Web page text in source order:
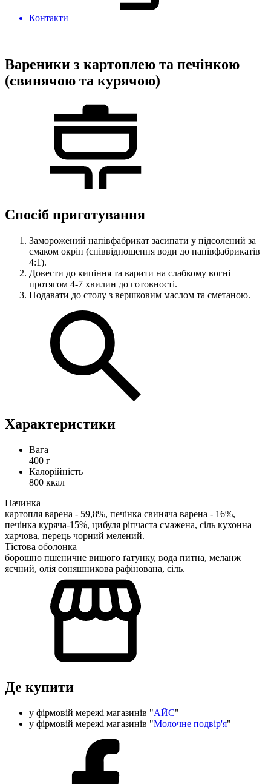
Контакти
Вареники з картоплею та печінкою
(свинячою та курячою)
Спосіб приготування
Заморожений напівфабрикат засипати у підсолений за
смаком окріп (співвідношення води до напівфабрикатів
4:1).
Довести до кипіння та варити на слабкому вогні
протягом 4-7 хвилин до готовності.
Подавати до столу з вершковим маслом та сметаною.
Характеристики
Вага
400 г
Калорійність
800 ккал
Начинка
картопля варена - 59,8%, печінка свиняча варена - 16%,
печінка куряча-15%, цибуля ріпчаста смажена, сіль кухонна
харчова, перець чорний мелений.
Тістова оболонка
борошно пшеничне вищого ґатунку, вода питна, меланж
яєчний, олія соняшникова рафінована, сіль.
Де купити
у фірмовій мережі магазинів "АЙС"
у фірмовій мережі магазинів "Молочне подвір'я"